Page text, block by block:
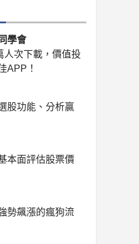
學會
人次下載，價值投
APP！
股功能、分析贏
本面評估股票價
勢飆漲的瘋狗流